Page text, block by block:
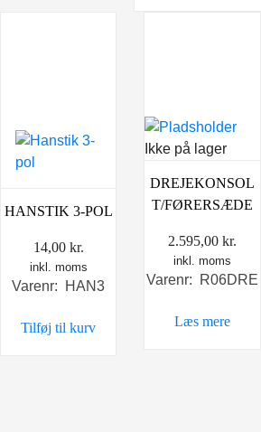
HANSTIK 3-POL
14,00 kr.
inkl. moms
Varenr: HAN3
Tilføj til kurv
Ikke på lager
DREJEKONSOL
T/FØRERSÆDE
2.595,00 kr.
inkl. moms
Varenr: R06DRE
Læs mere